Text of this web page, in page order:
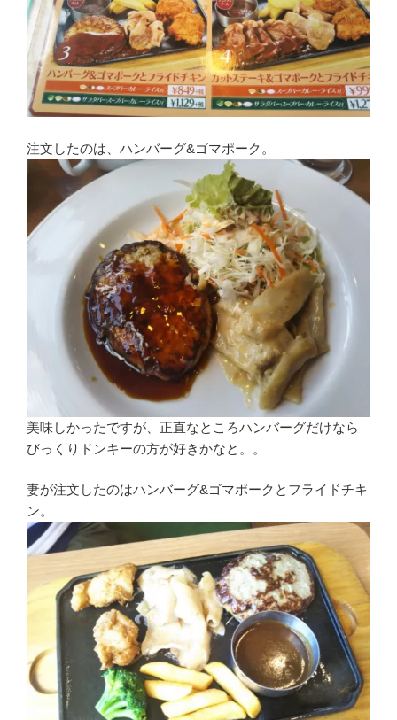
注文したのは、ハンバーグ&ゴマポーク。
美味しかったですが、正直なところハンバーグだけなら
びっくりドンキーの方が好きかなと。。
妻が注文したのはハンバーグ&ゴマポークとフライドチキ
ン。